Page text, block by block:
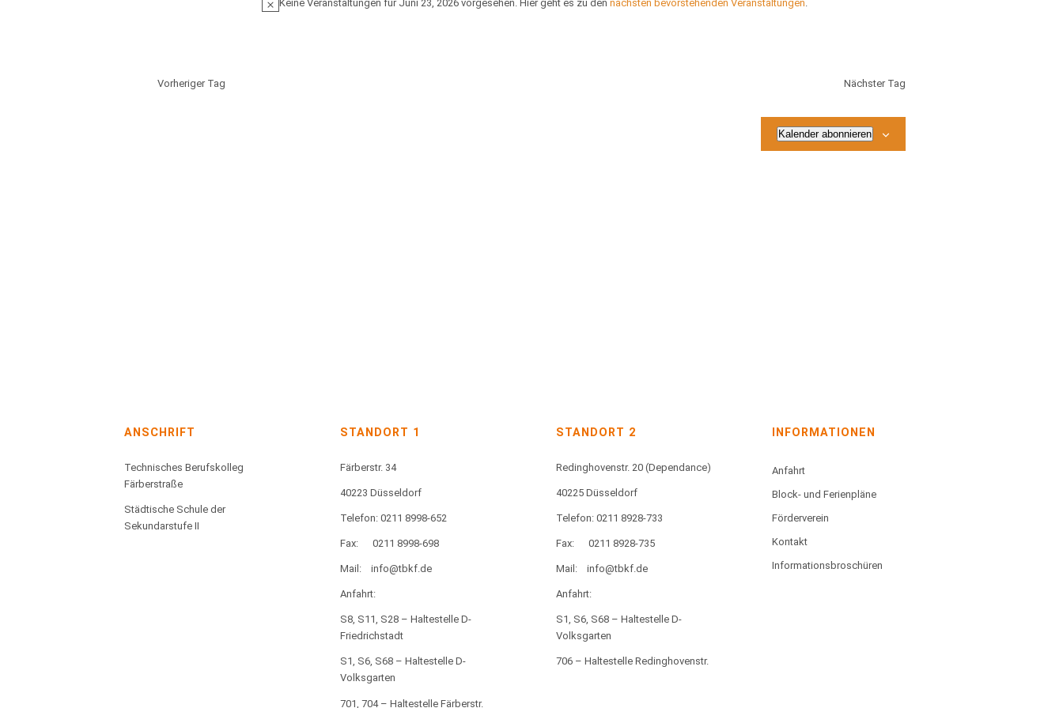
Hinweis
Keine Veranstaltungen für Juni 23, 2026 vorgesehen. Hier geht es zu den nächsten bevorstehenden Veranstaltungen
Vorheriger Tag Nächster Tag
Kalender abonnieren
ANSCHRIFT
Technisches Berufskolleg
Färberstraße
Städtische Schule der
Sekundarstufe II
STANDORT 1
Färberstr. 34
40223 Düsseldorf
Telefon: 0211 8998-652
Fax: 0211 8998-698
Mail: info@tbkf.de
Anfahrt:
S8, S11, S28 – Haltestelle D-
Friedrichstadt
S1, S6, S68 – Haltestelle D-
Volksgarten
701, 704 – Haltestelle Färberstr.
STANDORT 2
Redinghovenstr. 20 (Dependance)
40225 Düsseldorf
Telefon: 0211 8928-733
Fax: 0211 8928-735
Mail: info@tbkf.de
Anfahrt:
S1, S6, S68 – Haltestelle D-
Volksgarten
706 – Haltestelle Redinghovenstr.
INFORMATIONEN
Anfahrt
Block- und Ferienpläne
Förderverein
Kontakt
Informationsbroschüren